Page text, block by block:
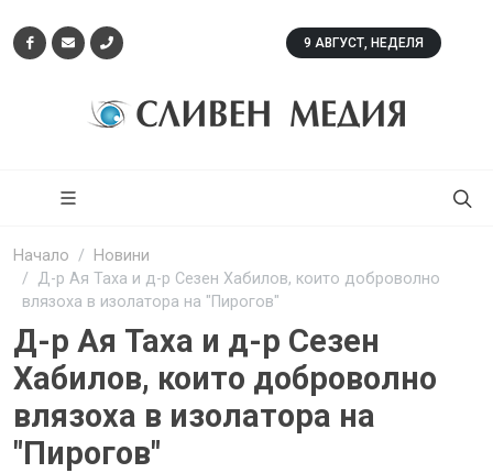
9 АВГУСТ, НЕДЕЛЯ
Начало
Новини
Д-р Ая Таха и д-р Сезен Хабилов, които доброволно
влязоха в изолатора на "Пирогов"
Д-р Ая Таха и д-р Сезен
Хабилов, които доброволно
влязоха в изолатора на
"Пирогов"